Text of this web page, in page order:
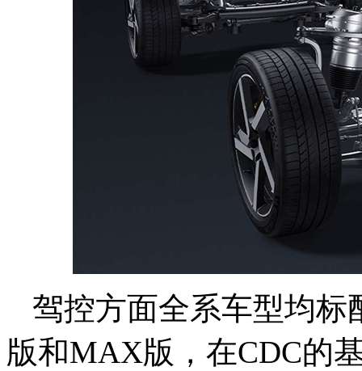
驾控方面全系车型均标
版和MAX版，在CDC的